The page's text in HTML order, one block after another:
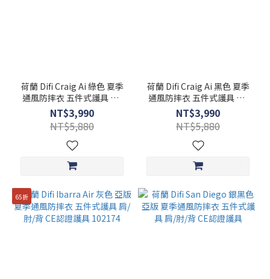
荷蘭 Difi Craig Ai 綠色 夏季
通風防摔衣 五件式護具 肩/
肘/背 CE認證護具
102175_87
NT$3,990
NT$5,880
荷蘭 Difi Craig Ai 黑色 夏季
通風防摔衣 五件式護具 肩/
肘/背 CE認證護具 102175
NT$3,990
NT$5,880
65折